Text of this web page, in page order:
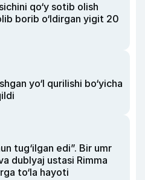
qo‘y sotib olish
borib o‘ldirgan yigit 20
yo‘l qurilishi bo‘yicha
tug‘ilgan edi”. Bir umr
dublyaj ustasi Rimma
to‘la hayoti